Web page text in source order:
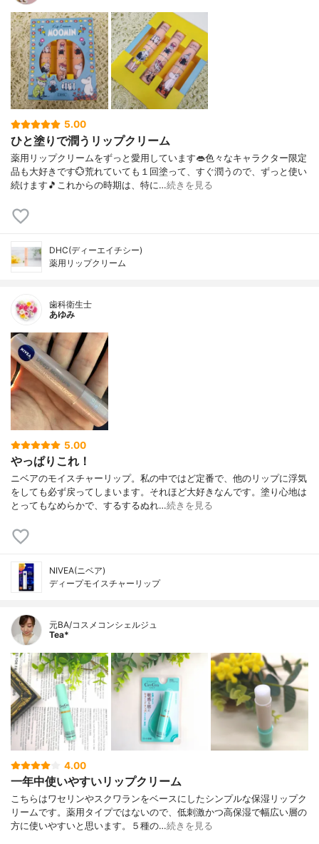
5.00
ひと塗りで潤うリップクリーム
薬用リップクリームをずっと愛用しています👄色々なキャラクター限定
品も大好きです💮荒れていても１回塗って、すぐ潤うので、ずっと使い
続けます🎵これからの時期は、特に…続きを見る
DHC(ディーエイチシー)
薬用リップクリーム
歯科衛生士
あゆみ
5.00
やっぱりこれ！
ニベアのモイスチャーリップ。私の中ではど定番で、他のリップに浮気
をしても必ず戻ってしまいます。それほど大好きなんです。塗り心地は
とってもなめらかで、するするぬれ…続きを見る
NIVEA(ニベア)
ディープモイスチャーリップ
元BA/コスメコンシェルジュ
Tea*
4.00
一年中使いやすいリップクリーム
こちらはワセリンやスクワランをベースにしたシンプルな保湿リップク
リームです。薬用タイプではないので、低刺激かつ高保湿で幅広い層の
方に使いやすいと思います。５種の…続きを見る